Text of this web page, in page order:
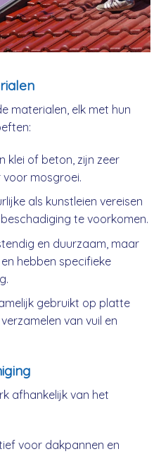
materialen, elk met hun
klei of beton, zijn zeer
mosgroei.
als kunstleien vereisen
te voorkomen.
en duurzaam, maar
hebben specifieke
gebruikt op platte
van vuil en
afhankelijk van het
voor dakpannen en